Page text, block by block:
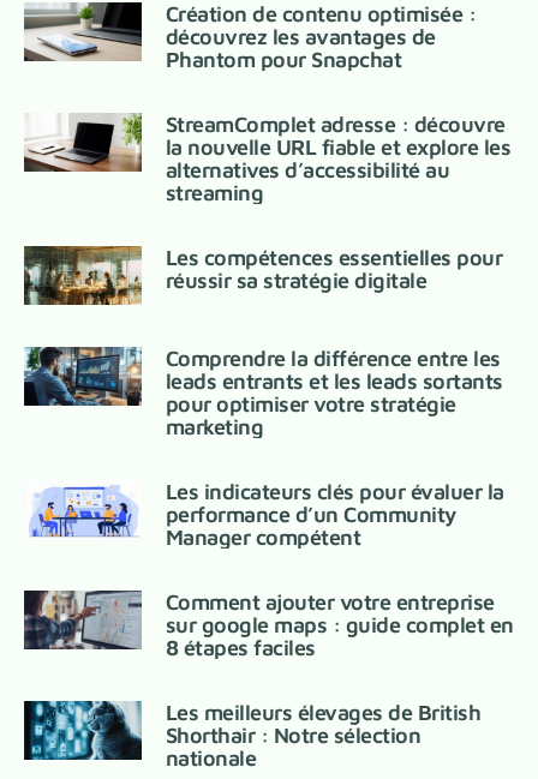
Création de contenu optimisée :
découvrez les avantages de
Phantom pour Snapchat
StreamComplet adresse : découvre
la nouvelle URL fiable et explore les
alternatives d’accessibilité au
streaming
Les compétences essentielles pour
réussir sa stratégie digitale
Comprendre la différence entre les
leads entrants et les leads sortants
pour optimiser votre stratégie
marketing
Les indicateurs clés pour évaluer la
performance d’un Community
Manager compétent
Comment ajouter votre entreprise
sur google maps : guide complet en
8 étapes faciles
Les meilleurs élevages de British
Shorthair : Notre sélection
nationale